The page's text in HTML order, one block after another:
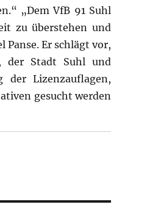
„Dem VfB 91 Suhl
zu überstehen und
Er schlägt vor,
der Stadt Suhl und
der Lizenzauflagen,
gesucht werden